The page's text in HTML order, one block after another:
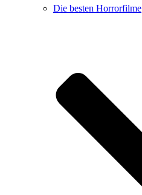
Die besten Horrorfilme